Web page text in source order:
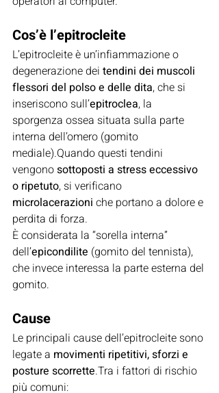
Cos’è l’epitrocleite
L’epitrocleite è un’infiammazione o
degenerazione dei tendini dei muscoli
flessori del polso e delle dita, che si
inseriscono sull’epitroclea, la
sporgenza ossea situata sulla parte
interna dell’omero (gomito
mediale).Quando questi tendini
vengono sottoposti a stress eccessivo
o ripetuto, si verificano
microlacerazioni che portano a dolore e
perdita di forza.
È considerata la “sorella interna”
dell’epicondilite (gomito del tennista),
che invece interessa la parte esterna del
gomito.
Cause
Le principali cause dell’epitrocleite sono
legate a movimenti ripetitivi, sforzi e
posture scorrette.Tra i fattori di rischio
più comuni: